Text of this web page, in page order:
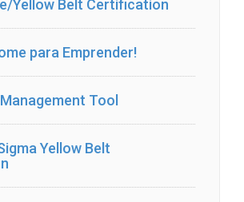
Yellow Belt Certification
para Emprender!
Tool
Yellow Belt